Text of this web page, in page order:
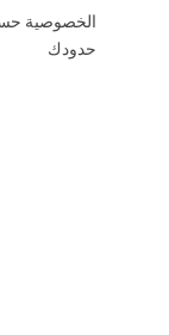
الخصوصية
حدودك